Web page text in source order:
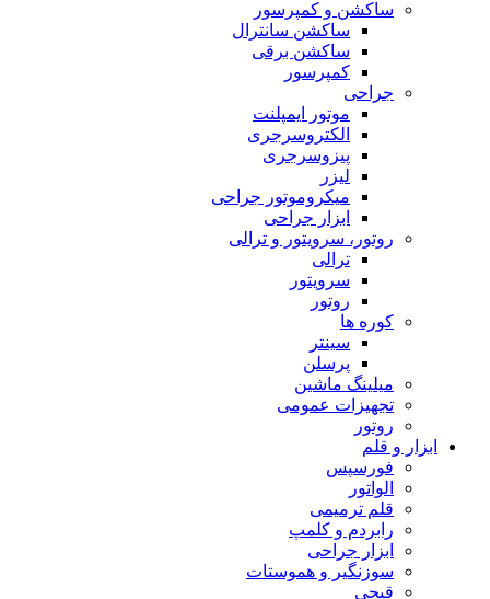
ساکشن و کمپرسور
ساکشن سانترال
ساکشن برقی
کمپرسور
جراحی
موتور ایمپلنت
الکتروسرجری
پیزوسرجری
لیزر
میکروموتور جراحی
ابزار جراحی
روتور، سرویتور و ترالی
ترالی
سرویتور
روتور
کوره ها
سینتر
پرسلن
میلینگ ماشین
تجهیزات عمومی
روتور
ابزار و قلم
فورسپس
الواتور
قلم ترمیمی
رابردم و کلمپ
ابزار جراحی
سوزنگیر و هموستات
قیچی